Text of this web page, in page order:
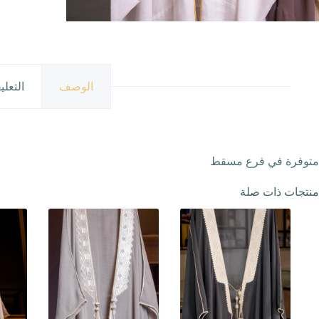
الوصف
متوفرة في فرع مسقط
منتجات ذات صلة